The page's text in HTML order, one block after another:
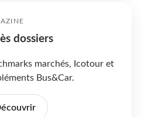
dossiers
marchés, Icotour et
Bus&Car.